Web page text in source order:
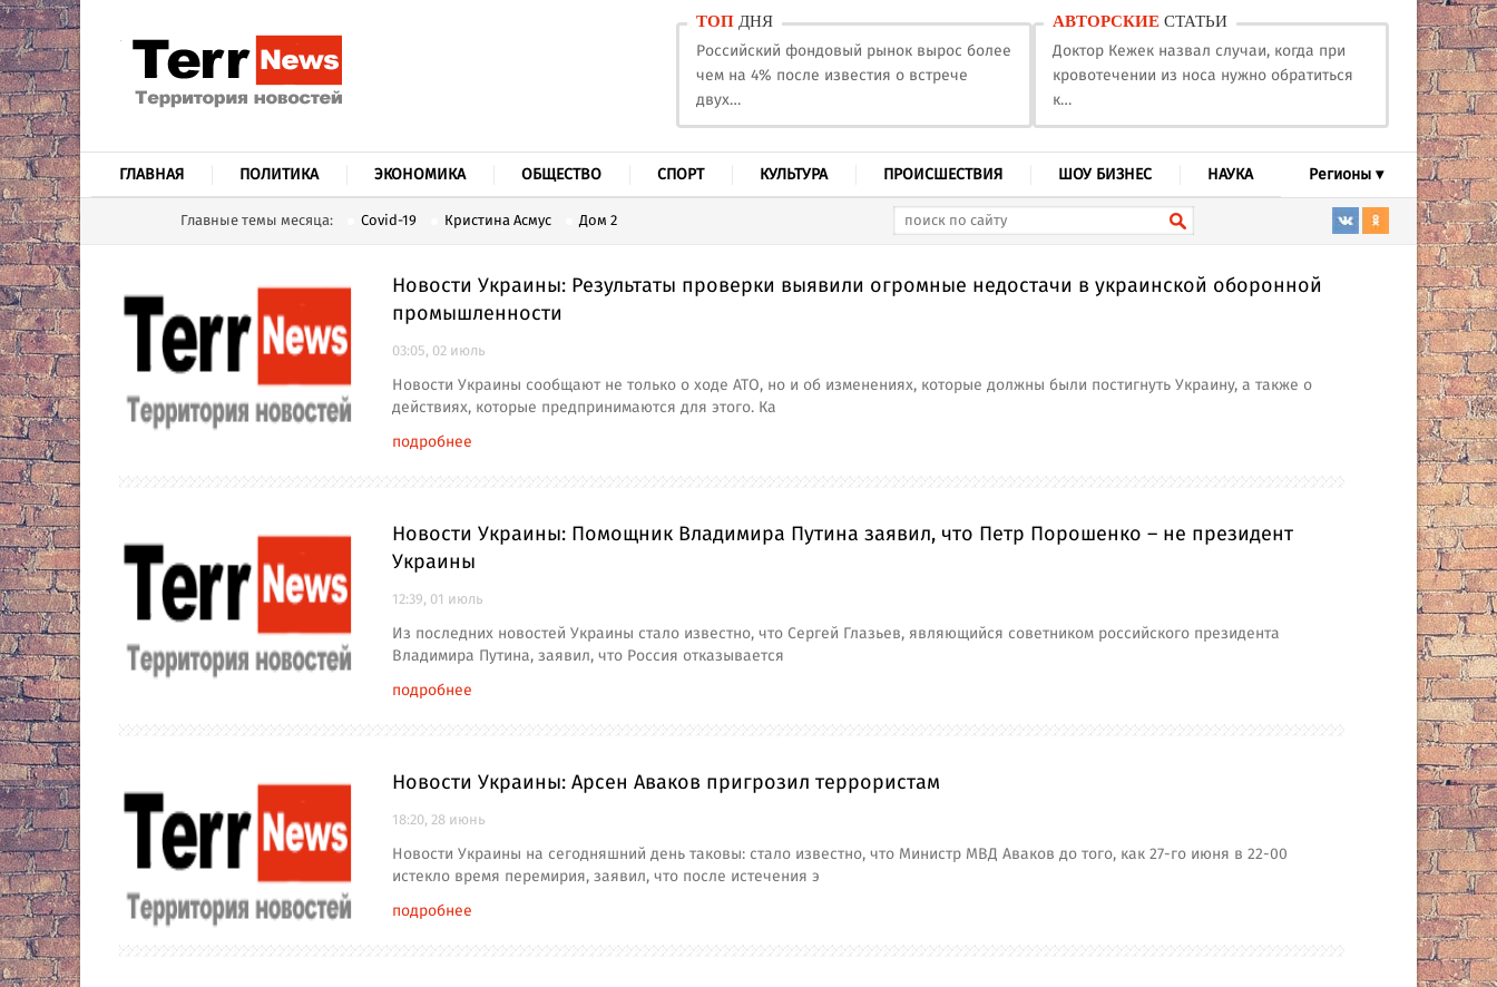
ТОП ДНЯ
Российский фондовый рынок вырос более
чем на 4% после известия о встрече
двух…
АВТОРСКИЕ СТАТЬИ
Доктор Кежек назвал случаи, когда при
кровотечении из носа нужно обратиться
к…
ГЛАВНАЯ ПОЛИТИКА ЭКОНОМИКА ОБЩЕСТВО СПОРТ КУЛЬТУРА ПРОИСШЕСТВИЯ ШОУ БИЗНЕС НАУКА Регионы ▾
Главные темы месяца: Covid-19 Кристина Асмус Дом 2
Новости Украины: Результаты проверки выявили огромные недостачи в украинской оборонной
промышленности
03:05, 02 июль
Новости Украины сообщают не только о ходе АТО, но и об изменениях, которые должны были постигнуть Украину, а также о
действиях, которые предпринимаются для этого. Ка
подробнее
Новости Украины: Помощник Владимира Путина заявил, что Петр Порошенко – не президент
Украины
12:39, 01 июль
Из последних новостей Украины стало известно, что Сергей Глазьев, являющийся советником российского президента
Владимира Путина, заявил, что Россия отказывается
подробнее
Новости Украины: Арсен Аваков пригрозил террористам
18:20, 28 июнь
Новости Украины на сегодняшний день таковы: стало известно, что Министр МВД Аваков до того, как 27-го июня в 22-00
истекло время перемирия, заявил, что после истечения э
подробнее